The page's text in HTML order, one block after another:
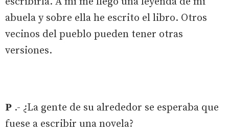
abuela y sobre ella he escrito el libro. Otros
vecinos del pueblo pueden tener otras
versiones.
P .- ¿La gente de su alrededor se esperaba que
fuese a escribir una novela?